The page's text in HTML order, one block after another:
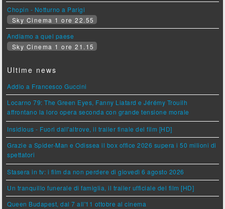
Chopin - Notturno a Parigi
Sky Cinema 1 ore 22.55
Andiamo a quel paese
Sky Cinema 1 ore 21.15
Ultime news
Addio a Francesco Guccini
Locarno 79: The Green Eyes, Fanny Liatard e Jérémy Trouilh
affrontano la loro opera seconda con grande tensione morale
Insidious - Fuori dall'altrove, il trailer finale del film [HD]
Grazie a Spider-Man e Odissea il box office 2026 supera i 50 milioni di
spettatori
Stasera in tv: i film da non perdere di giovedì 6 agosto 2026
Un tranquillo funerale di famiglia, il trailer ufficiale del film [HD]
Queen Budapest, dal 7 all'11 ottobre al cinema